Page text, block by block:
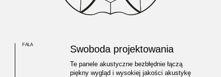
FALA Swoboda projektowania
Te panele akustyczne bezbłędnie łączą
piękny wygląd i wysokiej jakości akustykę